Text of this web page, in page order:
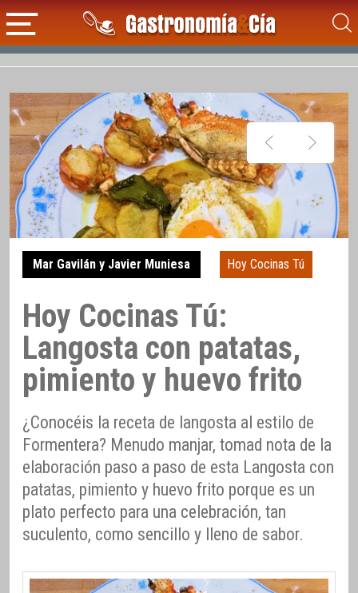
Mar Gavilán y Javier Muniesa Hoy Cocinas Tú
Hoy Cocinas Tú:
Langosta con patatas,
pimiento y huevo frito
¿Conocéis la receta de langosta al estilo de
Formentera? Menudo manjar, tomad nota de la
elaboración paso a paso de esta Langosta con
patatas, pimiento y huevo frito porque es un
plato perfecto para una celebración, tan
suculento, como sencillo y lleno de sabor.